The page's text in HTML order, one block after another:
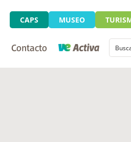
CAPS MUSEO
Contacto